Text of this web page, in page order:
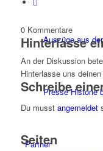
Auszüge aus
Presse Historie
Partner
0 Kommentare
Hinterlasse
An der Diskussion
Hinterlasse uns
Schreibe
Du musst angemeldet
Seiten